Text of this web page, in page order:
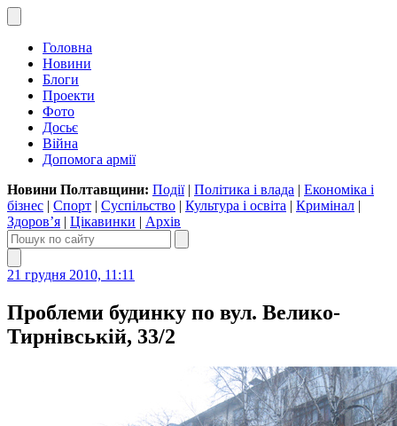
Головна
Новини
Блоги
Проекти
Фото
Досьє
Війна
Допомога армії
Новини Полтавщини: Події| Політика і влада | Економіка і
бізнес | Спорт | Суспільство | Культура і освіта | Кримінал |
Здоров’я | Цікавинки | Архів
21 грудня 2010, 11:11
Проблеми будинку по вул. Велико-
Тирнівській, 33/2